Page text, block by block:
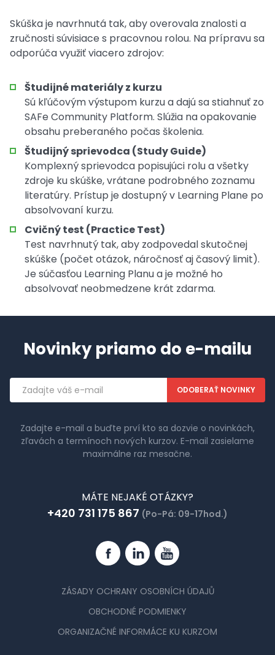
Skúška je navrhnutá tak, aby overovala znalosti a
zručnosti súvisiace s pracovnou rolou. Na prípravu sa
odporúča využiť viacero zdrojov:
Študijné materiály z kurzu
Sú kľúčovým výstupom kurzu a dajú sa stiahnuť zo
SAFe Community Platform. Slúžia na opakovanie
obsahu preberaného počas školenia.
Študijný sprievodca (Study Guide)
Komplexný sprievodca popisujúci rolu a všetky
zdroje ku skúške, vrátane podrobného zoznamu
literatúry. Prístup je dostupný v Learning Plane po
absolvovaní kurzu.
Cvičný test (Practice Test)
Test navrhnutý tak, aby zodpovedal skutočnej
skúške (počet otázok, náročnosť aj časový limit).
Je súčasťou Learning Planu a je možné ho
absolvovať neobmedzene krát zdarma.
Novinky priamo do e-mailu
Emailová
adresa
Zadajte e-mail a buďte prví kto sa dozvie o novinkách,
zľavách a termínoch nových kurzov. E-mail zasielame
maximálne raz mesačne.
MÁTE NEJAKÉ OTÁZKY?
+420 731 175 867 (Po-Pá: 09-17hod.)
FacebookLinkedinYouTube
ZÁSADY OCHRANY OSOBNÍCH ÚDAJŮ
OBCHODNÉ PODMIENKY
ORGANIZAČNÉ INFORMÁCE KU KURZOM